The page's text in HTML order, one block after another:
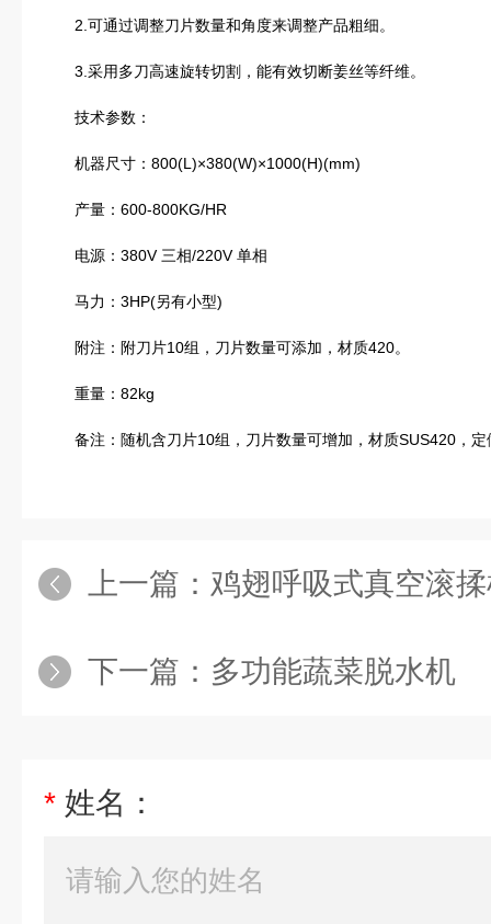
2.可通过调整刀片数量和角度来调整产品粗细。
3.采用多刀高速旋转切割，能有效切断姜丝等纤维。
技术参数：
机器尺寸：800(L)×380(W)×1000(H)(mm)
产量：600-800KG/HR
电源：380V 三相/220V 单相
马力：3HP(另有小型)
附注：附刀片10组，刀片数量可添加，材质420。
重量：82kg
备注：随机含刀片10组，刀片数量可增加，材质SUS420，定
上一篇： 鸡翅呼吸式真空滚
下一篇： 多功能蔬菜脱水机
* 姓名：